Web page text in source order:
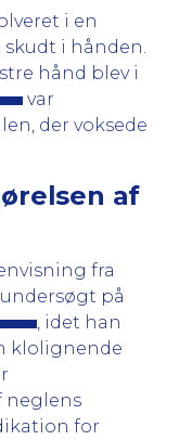
i en
i hånden.
hånd blev i
var
der voksede
af
fra
undersøgt på
, idet han
klolignende
neglens
for